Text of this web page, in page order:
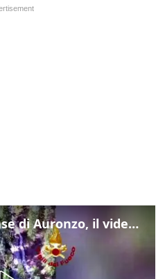
Frana lambisce le case di Auronzo, il video dall'elicottero dei vigili del fuoco